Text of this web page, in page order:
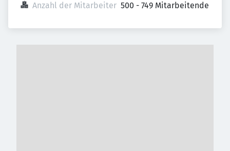
Anzahl der Mitarbeiter 500 - 749 Mitarbeitende